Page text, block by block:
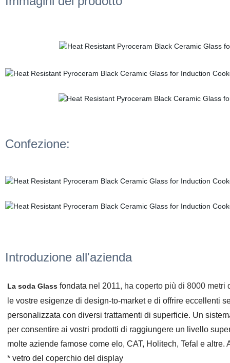
Confezione:
Introduzione all'azienda
La soda Glassfondata nel 2011, ha coperto più di 8000
le vostre esigenze di design-to-market e di offrire eccellenti
personalizzata con diversi trattamenti di superficie. Un
per consentire ai vostri prodotti di raggiungere un livello
molte aziende famose come elo, CAT, Holitech, Tefal e
* vetro del coperchio del display